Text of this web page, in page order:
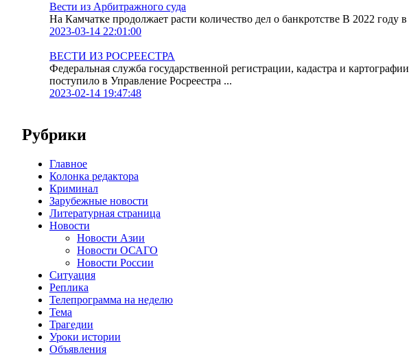
Вести из Арбитражного суда
На Камчатке продолжает расти количество дел о банкротстве В 2022
2023-03-14 22:01:00
ВЕСТИ ИЗ РОСРЕЕСТРА
Федеральная служба государственной регистрации, кадастра и
поступило в Управление Росреестра ...
2023-02-14 19:47:48
Рубрики
Главное
Колонка редактора
Криминал
Зарубежные новости
Литературная страница
Новости
Новости Азии
Новости ОСАГО
Новости России
Ситуация
Реплика
Телепрограмма на неделю
Тема
Трагедии
Уроки истории
Объявления